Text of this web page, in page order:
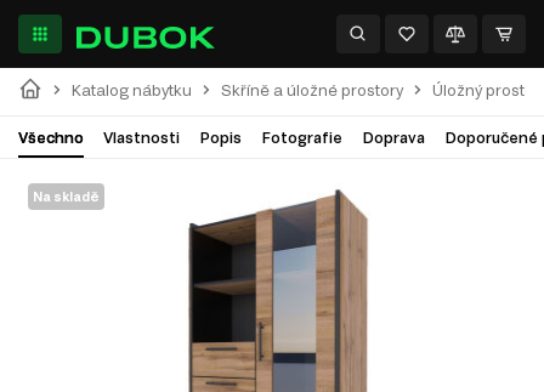
Katalog nábytku Skříně a úložné prostory Úložný prostor
Všechno Vlastnosti Popis Fotografie Doprava Doporučené
Na skladě